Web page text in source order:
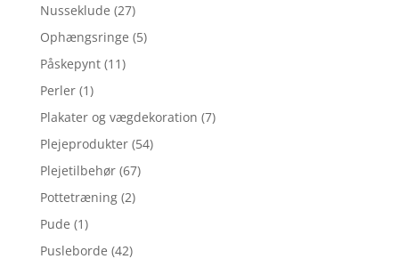
Nusseklude (27)
Ophængsringe (5)
Påskepynt (11)
Perler (1)
Plakater og vægdekoration (7)
Plejeprodukter (54)
Plejetilbehør (67)
Pottetræning (2)
Pude (1)
Pusleborde (42)